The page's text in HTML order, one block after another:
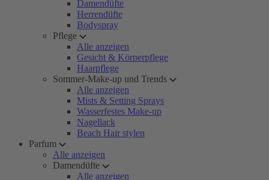
Damendüfte
Herrendüfte
Bodyspray
Pflege
Alle anzeigen
Gesicht & Körperpflege
Haarpflege
Sommer-Make-up und Trends
Alle anzeigen
Mists & Setting Sprays
Wasserfestes Make-up
Nagellack
Beach Hair stylen
Parfum
Alle anzeigen
Damendüfte
Alle anzeigen